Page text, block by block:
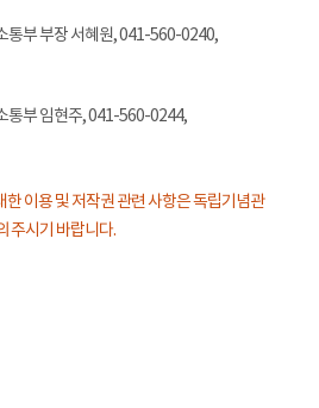
통부 부장 서혜원, 041-560-0240,
통부 임현주, 041-560-0244,
이용 및 저작권 관련 사항은 독립기념관
주시기 바랍니다.